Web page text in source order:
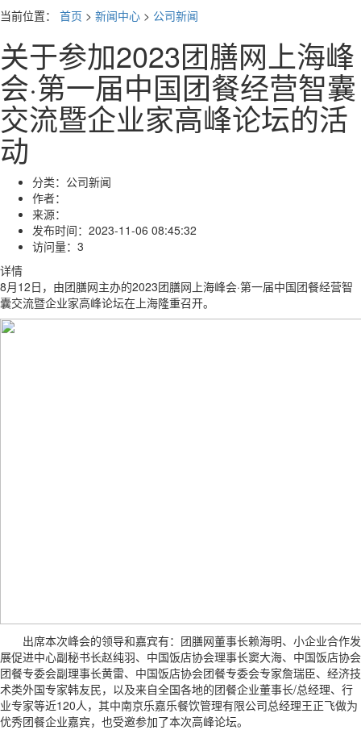
当前位置： 首页 > 新闻中心 > 公司新闻
关于参加2023团膳网上海峰
会·第一届中国团餐经营智囊
交流暨企业家高峰论坛的活
动
分类： 公司新闻
作者：
来源：
发布时间： 2023-11-06 08:45:32
访问量： 3
详情
8月12日，由团膳网主办的2023团膳网上海峰会·第一届中国团餐经营智
囊交流暨企业家高峰论坛在上海隆重召开。
出席本次峰会的领导和嘉宾有：团膳网董事长赖海明、小企业合作发
展促进中心副秘书长赵纯羽、中国饭店协会理事长窦大海、中国饭店协会
团餐专委会副理事长黄雷、中国饭店协会团餐专委会专家詹瑞臣、经济技
术类外国专家韩友民，以及来自全国各地的团餐企业董事长/总经理、行
业专家等近120人，其中南京乐嘉乐餐饮管理有限公司总经理王正飞做为
优秀团餐企业嘉宾，也受邀参加了本次高峰论坛。